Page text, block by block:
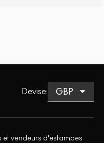
Devise:
et vendeurs d'estampes